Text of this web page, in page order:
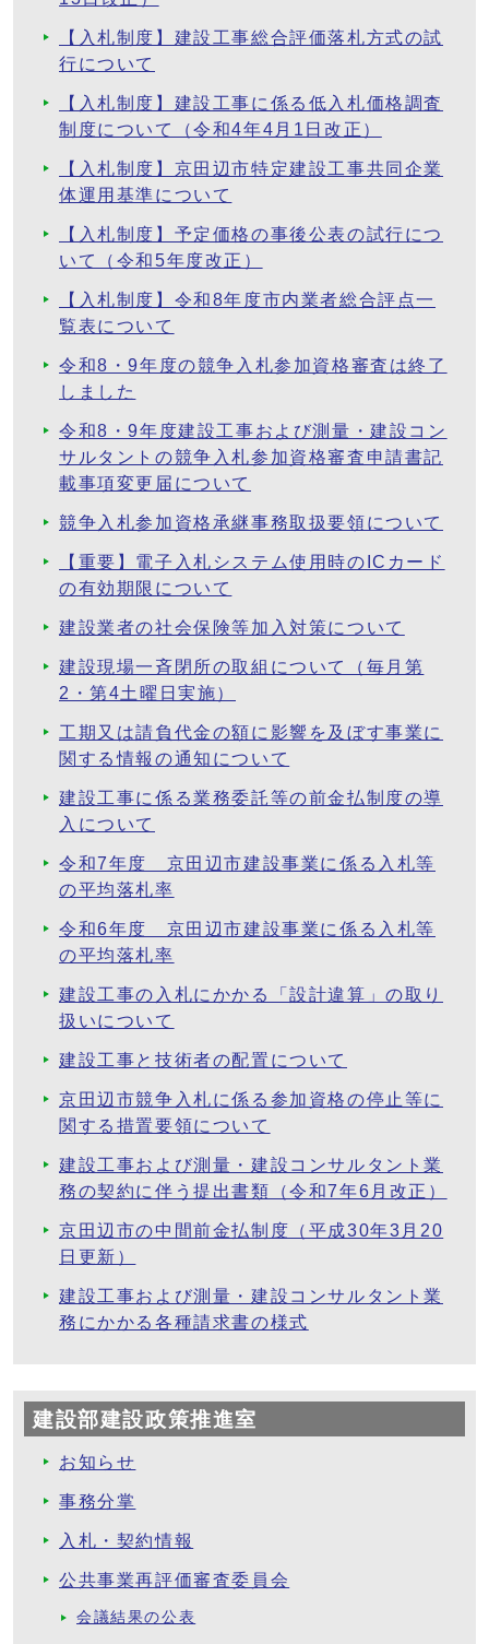
【入札制度】建設工事総合評価落札方式の試
行について
【入札制度】建設工事に係る低入札価格調査
制度について（令和4年4月1日改正）
【入札制度】京田辺市特定建設工事共同企業
体運用基準について
【入札制度】予定価格の事後公表の試行につ
いて（令和5年度改正）
【入札制度】令和8年度市内業者総合評点一
覧表について
令和8・9年度の競争入札参加資格審査は終了
しました
令和8・9年度建設工事および測量・建設コン
サルタントの競争入札参加資格審査申請書記
載事項変更届について
競争入札参加資格承継事務取扱要領について
【重要】電子入札システム使用時のICカード
の有効期限について
建設業者の社会保険等加入対策について
建設現場一斉閉所の取組について（毎月第
2・第4土曜日実施）
工期又は請負代金の額に影響を及ぼす事業に
関する情報の通知について
建設工事に係る業務委託等の前金払制度の導
入について
令和7年度 京田辺市建設事業に係る入札等
の平均落札率
令和6年度 京田辺市建設事業に係る入札等
の平均落札率
建設工事の入札にかかる「設計違算」の取り
扱いについて
建設工事と技術者の配置について
京田辺市競争入札に係る参加資格の停止等に
関する措置要領について
建設工事および測量・建設コンサルタント業
務の契約に伴う提出書類（令和7年6月改正）
京田辺市の中間前金払制度（平成30年3月20
日更新）
建設工事および測量・建設コンサルタント業
務にかかる各種請求書の様式
建設部建設政策推進室
お知らせ
事務分掌
入札・契約情報
公共事業再評価審査委員会
会議結果の公表